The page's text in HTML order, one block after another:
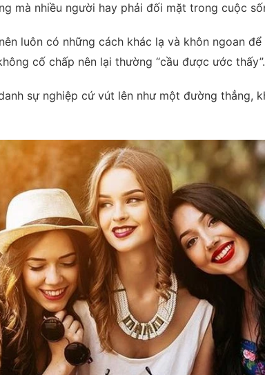
mà nhiều người hay phải đối mặt trong cuộc
luôn có những cách khác lạ và khôn ngoan
cố chấp nên lại thường “cầu được ước thấy”.
sự nghiệp cứ vút lên như một đường thẳng,